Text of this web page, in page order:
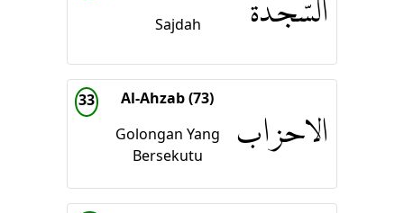
Sajdah
السّجدة
33
Al-Ahzab (73)
Golongan Yang
Bersekutu
الاحزاب